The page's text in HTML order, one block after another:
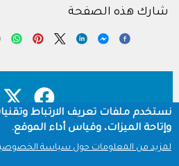
شارك هذه الصفحة
Footer
نستخدم ملفات تعريف الارتباط
وإتاحة الميزات، وقياس أداء الموقع.
لمزيد من المعلومات حول سياسة